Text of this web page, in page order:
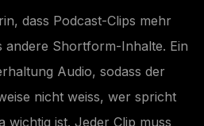
dass Podcast-Clips mehr
andere Shortform-Inhalte. Ein
Audio, sodass der
nicht weiss, wer spricht
wichtig ist. Jeder Clip muss